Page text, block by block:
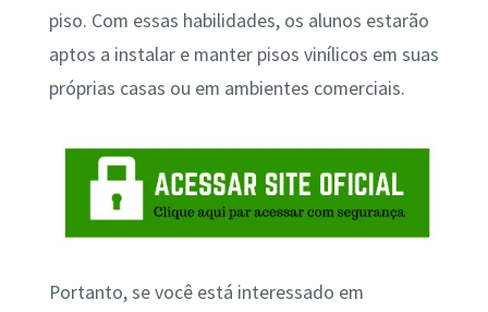
piso. Com essas habilidades, os alunos estarão
aptos a instalar e manter pisos vinílicos em suas
próprias casas ou em ambientes comerciais.
Portanto, se você está interessado em